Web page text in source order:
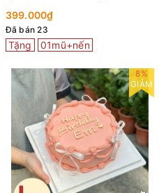
399.000₫
Đã bán 23
Tặng 01mũ+nến
8%
GIẢM